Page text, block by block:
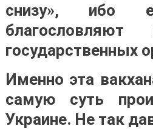
снизу», ибо
благословляют
государственных
Именно эта
самую суть
Украине. Не так